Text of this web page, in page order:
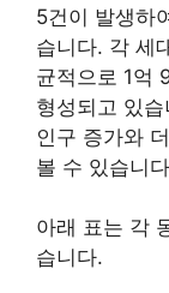
5건이 발생하
습니다. 각 세
균적으로 1억
형성되고 있
인구 증가와
볼 수 있습니
아래 표는 각
습니다.